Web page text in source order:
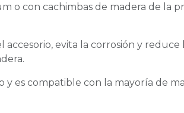
o con cachimbas de madera de la
evita la corrosión y reduce
es compatible con la mayoría de